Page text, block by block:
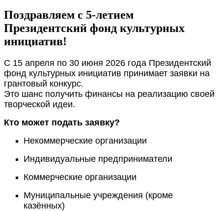
Поздравляем с 5-летием
Президентский фонд культурных
инициатив!
С 15 апреля по 30 июня 2026 года Президентский
фонд культурных инициатив принимает заявки на
грантовый конкурс.
Это шанс получить финансы на реализацию своей
творческой идеи.
Кто может подать заявку?
Некоммерческие организации
Индивидуальные предприниматели
Коммерческие организации
Муниципальные учреждения (кроме
казённых)